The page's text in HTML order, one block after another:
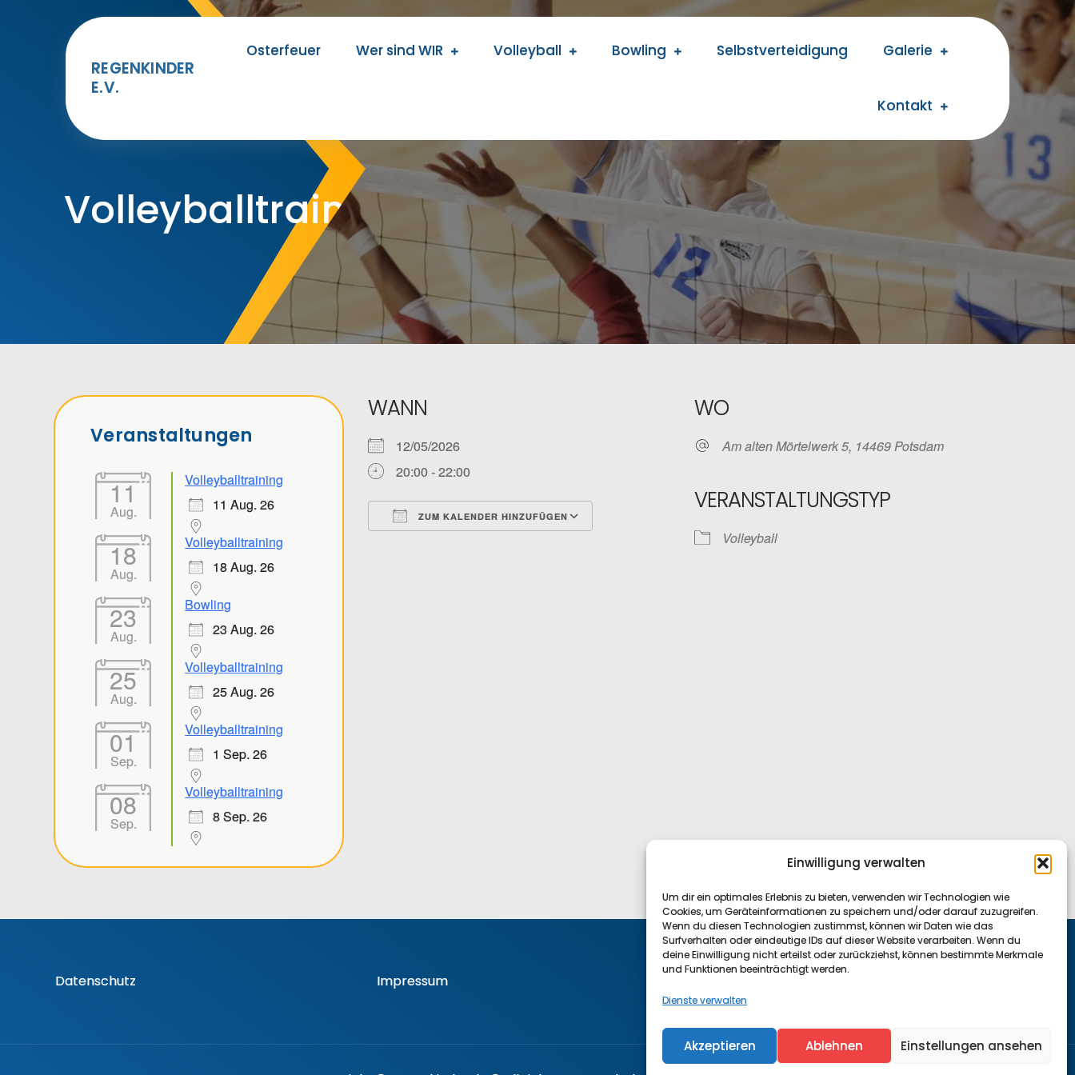
Einwilligung verwalten
Um dir ein optimales Erlebnis zu bieten, verwenden wir Technologien wie
Cookies, um Geräteinformationen zu speichern und/oder darauf zuzugreifen.
Wenn du diesen Technologien zustimmst, können wir Daten wie das
Surfverhalten oder eindeutige IDs auf dieser Website verarbeiten. Wenn du
deine Einwilligung nicht erteilst oder zurückziehst, können bestimmte Merkmale
und Funktionen beeinträchtigt werden.
Dienste verwalten
Akzeptieren Ablehnen Einstellungen ansehen
REGENKINDER
E.V.
Osterfeuer Wer sind WIR Volleyball Bowling Selbstverteidigung Galerie
Kontakt
Volleyballtraining
WANN
12/05/2026
20:00 - 22:00
ZUM KALENDER HINZUFÜGEN
Google Kalender
WO
Am alten Mörtelwerk 5, 14469 Potsdam
VERANSTALTUNGSTYP
Volleyball
Veranstaltungen
11
Aug.
Volleyballtraining
11 Aug. 26
18
Aug.
Volleyballtraining
18 Aug. 26
23
Aug.
Bowling
23 Aug. 26
25
Aug.
Volleyballtraining
25 Aug. 26
01
Sep.
Volleyballtraining
1 Sep. 26
08
Sep.
Volleyballtraining
8 Sep. 26
Datenschutz Impressum Facebook